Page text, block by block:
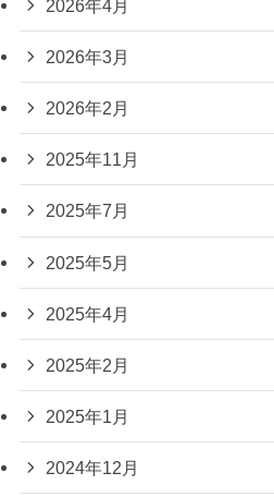
2026年4月
2026年3月
2026年2月
2025年11月
2025年7月
2025年5月
2025年4月
2025年2月
2025年1月
2024年12月